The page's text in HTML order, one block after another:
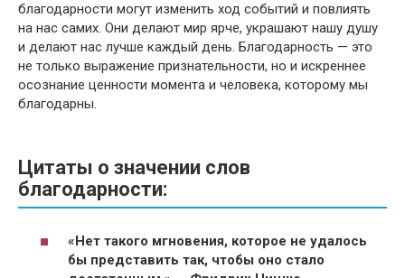
благодарности могут изменить ход событий и повлиять
на нас самих. Они делают мир ярче, украшают нашу душу
и делают нас лучше каждый день. Благодарность — это
не только выражение признательности, но и искреннее
осознание ценности момента и человека, которому мы
благодарны.
Цитаты о значении слов
благодарности:
«Нет такого мгновения, которое не удалось
бы представить так, чтобы оно стало